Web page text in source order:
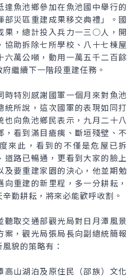
魚池鄉參加在魚池國中舉行的
部災區重建成果移交典禮」。國
果，總計投入兵力一三○人，開
協助拆除七所學校、八十七棟屋
六萬公噸，動用一萬五千二百餘
繼續下一階段重建任務。
特別感謝國軍一個月來對魚池
統所說，這次國軍的表現如同打
也向魚池鄉民表示，九月二十八
，看到滿目瘡痍、斷垣殘壁、不
來此，看到的不僅是危屋已拆
道路已暢通，更看到大家的臉上
及要重建家園的決心，他並期勉
重建的新里程，多一分耕耘，
勤耕耘，將來必能歡呼收割。
取交通部觀光局對日月潭風景
案，觀光局張局長向副總統簡報
貌的策略有：
山湖泊及原住民（邵族）文化